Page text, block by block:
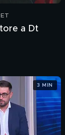
a Dt
3 MIN